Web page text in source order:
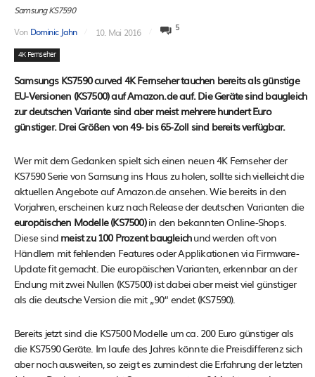
Samsung KS7590
Von Dominic Jahn 10. Mai 2016 5
4K Fernseher
Samsungs KS7590 curved 4K Fernseher tauchen bereits als günstige
EU-Versionen (KS7500) auf Amazon.de auf. Die Geräte sind baugleich
zur deutschen Variante sind aber meist mehrere hundert Euro
günstiger. Drei Größen von 49- bis 65-Zoll sind bereits verfügbar.
Wer mit dem Gedanken spielt sich einen neuen 4K Fernseher der
KS7590 Serie von Samsung ins Haus zu holen, sollte sich vielleicht die
aktuellen Angebote auf Amazon.de ansehen. Wie bereits in den
Vorjahren, erscheinen kurz nach Release der deutschen Varianten die
europäischen Modelle (KS7500)in den bekannten Online-Shops.
Diese sind meist zu 100 Prozent baugleichund werden oft von
Händlern mit fehlenden Features oder Applikationen via Firmware-
Update fit gemacht. Die europäischen Varianten, erkennbar an der
Endung mit zwei Nullen (KS7500) ist dabei aber meist viel günstiger
als die deutsche Version die mit „90“ endet (KS7590).
Bereits jetzt sind die KS7500 Modelle um ca. 200 Euro günstiger als
die KS7590 Geräte. Im laufe des Jahres könnte die Preisdifferenz sich
aber noch ausweiten, so zeigt es zumindest die Erfahrung der letzten